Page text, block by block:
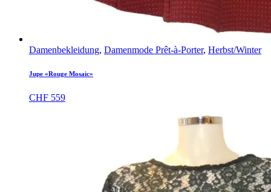
Damenbekleidung, Damenmode Prêt-à-Porter, Herbst/Winter
Jupe «Rouge Mosaic»
CHF 559